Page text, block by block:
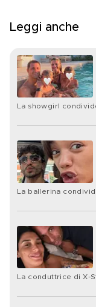
Leggi anche
La showgirl
La ballerina
La conduttrice di X-